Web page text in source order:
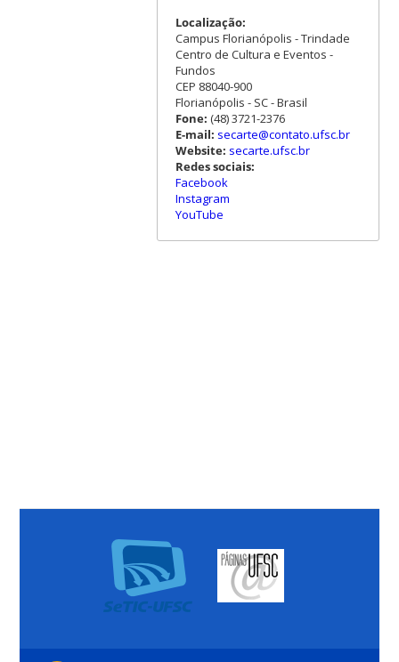
Localização:
Campus Florianópolis - Trindade
Centro de Cultura e Eventos -
Fundos
CEP 88040-900
Florianópolis - SC - Brasil
Fone: (48) 3721-2376
E-mail: secarte@contato.ufsc.br
Website: secarte.ufsc.br
Redes sociais:
Facebook
Instagram
YouTube